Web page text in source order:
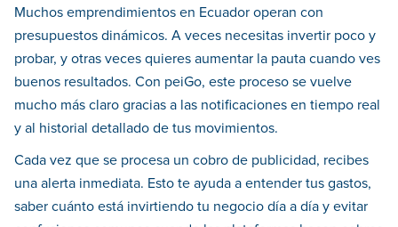
Muchos emprendimientos en Ecuador operan con
presupuestos dinámicos. A veces necesitas invertir poco y
probar, y otras veces quieres aumentar la pauta cuando ves
buenos resultados. Con peiGo, este proceso se vuelve
mucho más claro gracias a las notificaciones en tiempo real
y al historial detallado de tus movimientos.
Cada vez que se procesa un cobro de publicidad, recibes
una alerta inmediata. Esto te ayuda a entender tus gastos,
saber cuánto está invirtiendo tu negocio día a día y evitar